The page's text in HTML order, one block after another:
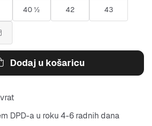
40 ½ 42 43
Dodaj u košaricu
DPD-a u roku 4-6 radnih dana